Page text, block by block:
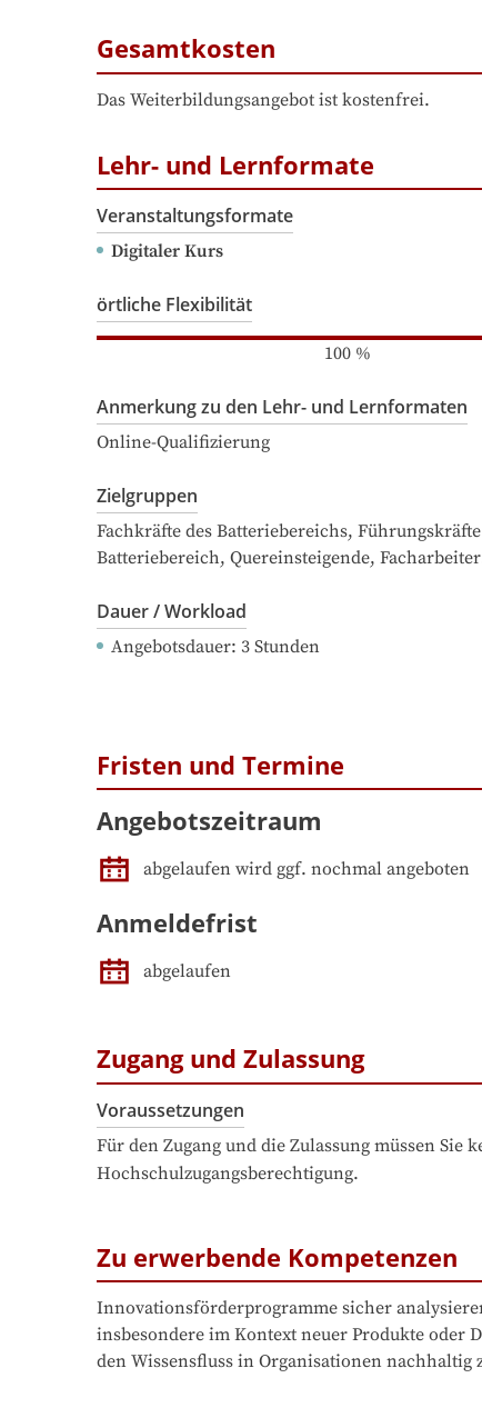
Gesamtkosten
Das Weiterbildungsangebot ist kostenfrei.
Lehr- und Lernformate
Veranstaltungsformate
Digitaler Kurs
örtliche Flexibilität
100%
Anmerkung zu den Lehr- und Lernformaten
Online-Qualifizierung
Zielgruppen
Fachkräfte des Batteriebereichs,
Batteriebereich, Quereinsteigende,
Dauer / Workload
Angebotsdauer: 3 Stunden
Fristen und Termine
Angebotszeitraum
abgelaufen wird ggf. nochmal angeboten
Anmeldefrist
abgelaufen
Zugang und Zulassung
Voraussetzungen
Für den Zugang und die Zulassung müssen
Hochschulzugangsberechtigung.
Zu erwerbende Kompetenzen
Innovationsförderprogramme sicher
insbesondere im Kontext neuer Produkte oder
den Wissensfluss in Organisationen